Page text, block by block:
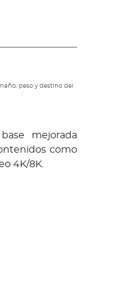
peso y destino del
mejorada
como
4K/8K.